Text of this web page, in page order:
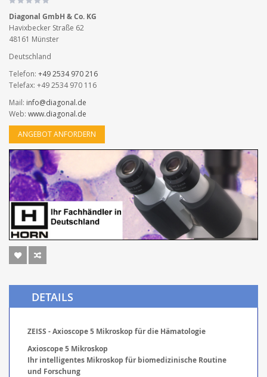
Diagonal GmbH & Co. KG
Havixbecker Straße 62
48161 Münster
Deutschland
Telefon: +49 2534 970 216
Telefax: +49 2534 970 116
Mail: info@diagonal.de
Web: www.diagonal.de
ANGEBOT ANFORDERN
DETAILS
ZEISS - Axioscope 5 Mikroskop für die Hämatologie
Axioscope 5 Mikroskop
Ihr intelligentes Mikroskop für biomedizinische Routine
und Forschung